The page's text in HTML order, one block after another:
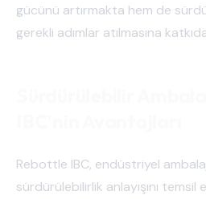
gücünü artırmakta hem de
gerekli adımlar atılmasına
Rebottle IBC, endüstriyel
sürdürülebilirlik anlayışını temsil